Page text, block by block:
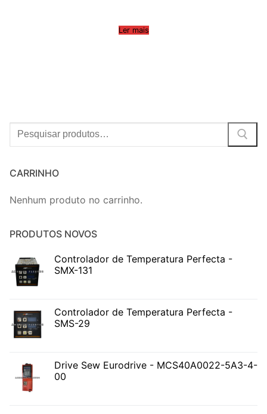
Ler mais
Procurar:
CARRINHO
Nenhum produto no carrinho.
PRODUTOS NOVOS
Controlador de Temperatura Perfecta -
SMX-131
Controlador de Temperatura Perfecta -
SMS-29
Drive Sew Eurodrive - MCS40A0022-5A3-4-
00